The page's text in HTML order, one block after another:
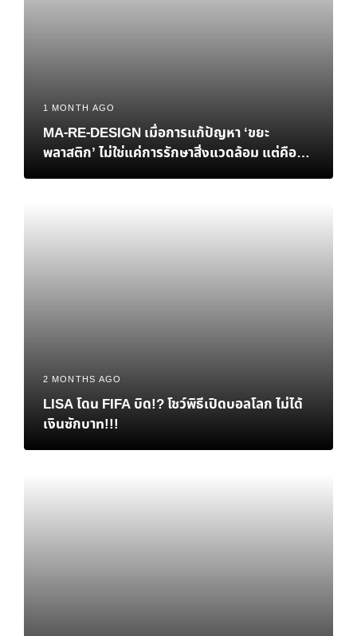
1 MONTH AGO
MA-RE-DESIGN เมื่อการแก้ปัญหา ‘ขยะ
พลาสติก’ ไม่ใช่แค่การรักษาสิ่งแวดล้อม แต่คือ
2 MONTHS AGO
LISA โดน FIFA บิด!? โชว์พิธีเปิดบอลโลก ไม่ได้
เงินซักบาท!!!